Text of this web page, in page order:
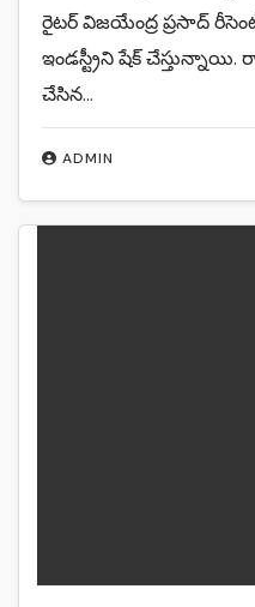
ADMIN
రైటర్ విజయేంద్ర ప్రసాద్
ఇండస్ట్రీని షేక్
చేసిన…